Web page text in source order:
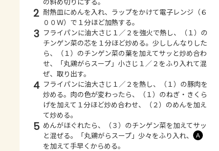
2 耐熱皿にめんを入れ、ラップをかけて電子レンジ（６
００Ｗ）で１分ほど加熱する。
3 フライパンに油大さじ１／２を強火で熱し、（１）の
チンゲン菜の芯を１分ほど炒める。少ししんなりした
ら、（１）のチンゲン菜の葉を加えてサッと炒め合わ
せ、「丸鶏がらスープ」小さじ１／２をふり入れて混
ぜ、取り出す。
4 フライパンに油大さじ１／２を熱し、（１）の豚肉を
炒める。肉の色が変わったら、（１）のねぎ・きくら
げを加えて１分ほど炒め合わせ、（２）のめんを加え
て炒める。
5 めんがほぐれたら、（３）のチンゲン菜を加えてサッ
と混ぜる。「丸鶏がらスープ」少々をふり入れ、
Ａ
を加えて手早くからめる。